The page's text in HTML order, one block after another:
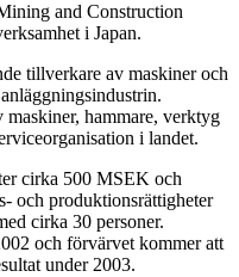
and Construction
i Japan.
tillverkare av maskiner och
maskiner, hammare, verktyg
i landet.
cirka 500 MSEK och
och produktionsrättigheter
cirka 30 personer.
och förvärvet kommer att
under 2003.